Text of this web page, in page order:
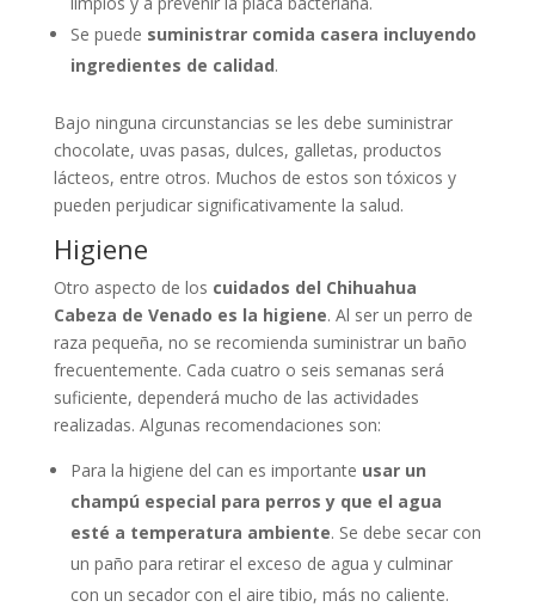
Se puede suministrar comida casera incluyendo
ingredientes de calidad.
Bajo ninguna circunstancias se les debe suministrar
chocolate, uvas pasas, dulces, galletas, productos
lácteos, entre otros. Muchos de estos son tóxicos y
pueden perjudicar significativamente la salud.
Higiene
Otro aspecto de los cuidados del Chihuahua
Cabeza de Venado es la higiene. Al ser un perro de
raza pequeña, no se recomienda suministrar un baño
frecuentemente. Cada cuatro o seis semanas será
suficiente, dependerá mucho de las actividades
realizadas. Algunas recomendaciones son:
Para la higiene del can es importante usar un
champú especial para perros y que el agua
esté a temperatura ambiente. Se debe secar con
un paño para retirar el exceso de agua y culminar
con un secador con el aire tibio, más no caliente.